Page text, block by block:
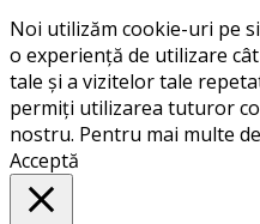
Noi utilizăm cookie-uri pe
o experiență de utilizare
tale și a vizitelor tale
permiți utilizarea tuturor
nostru. Pentru mai multe
Acceptă